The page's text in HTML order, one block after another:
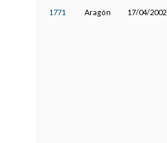
1771 Aragón 17/04/2002